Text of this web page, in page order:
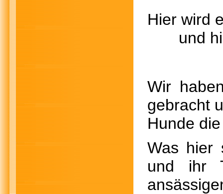
Hier
und
Wir
gebracht
Hunde
Was hier
und ihr